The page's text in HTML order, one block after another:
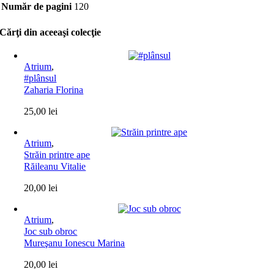
Număr de pagini 120
Cărţi din aceeaşi colecţie
Atrium,
#plânsul
Zaharia Florina
25,00lei
Atrium,
Străin printre ape
Răileanu Vitalie
20,00lei
Atrium,
Joc sub obroc
Mureşanu Ionescu Marina
20,00lei